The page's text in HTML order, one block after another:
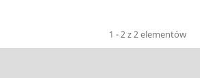
1 - 2 z 2 elementów